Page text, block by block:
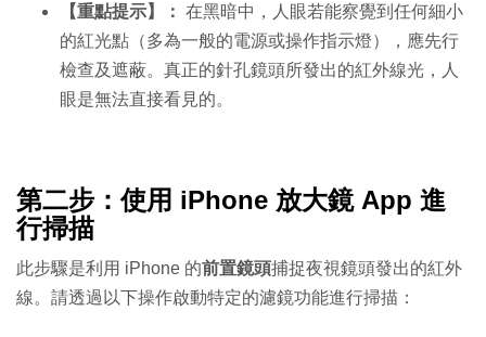
【重點提示】： 在黑暗中，人眼若能察覺到任何細小
的紅光點（多為一般的電源或操作指示燈），應先行
檢查及遮蔽。真正的針孔鏡頭所發出的紅外線光，人
眼是無法直接看見的。
第二步：使用 iPhone 放大鏡 App 進
行掃描
此步驟是利用 iPhone 的前置鏡頭捕捉夜視鏡頭發出的紅外
線。請透過以下操作啟動特定的濾鏡功能進行掃描：